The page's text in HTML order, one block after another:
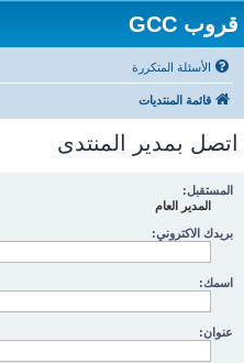
قروب GCC
الأسئلة المتكررة
قائمة المنتديات
اتصل بمدير المنتدى
المستقبل:
المدير العام
بريدك الاكتروني:
اسمك:
عنوان: